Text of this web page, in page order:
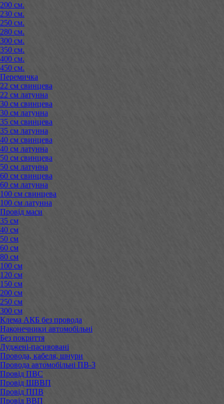
200 см.
230 см.
250 см.
280 см.
300 см.
350 см.
400 см.
450 см.
Перемичка
22 см свинцева
22 см латунна
30 см свинцева
30 см латунна
35 см свинцева
35 см латунна
40 см свинцева
40 см латунна
50 см свинцева
50 см латунна
60 см свинцева
60 см латунна
100 см свинцева
100 см латунна
Провід маси
35 см
40 см
50 см
60 см
80 см
100 см
120 см
150 см
200 см
250 см
300 см
Клема АКБ без провода
Наконечники автомобільні
Без покриття
Луджені-пасивовані
Провода, кабеля, шнури
Провода автомобільні ПВ-3
Провід ПВС
Провід ШВВП
Провід ППВ
Провід ВВП